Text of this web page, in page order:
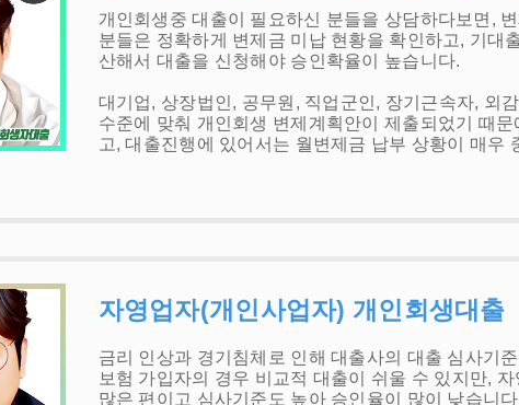
개인회생중 대출이 필요하신 분들을 상담하다보면,
분들은 정확하게 변제금 미납 현황을 확인하고, 기대
산해서 대출을 신청해야 승인확율이 높습니다.
대기업, 상장법인, 공무원, 직업군인, 장기근속자, 외
수준에 맞춰 개인회생 변제계획안이 제출되었기 때
고, 대출진행에 있어서는 월변제금 납부 상황이 매우
자영업자(개인사업자) 개인회생대출
금리 인상과 경기침체로 인해 대출사의 대출 심사기
보험 가입자의 경우 비교적 대출이 쉬울 수 있지만,
많은 편이고 심사기준도 높아 승인율이 많이 낮습니